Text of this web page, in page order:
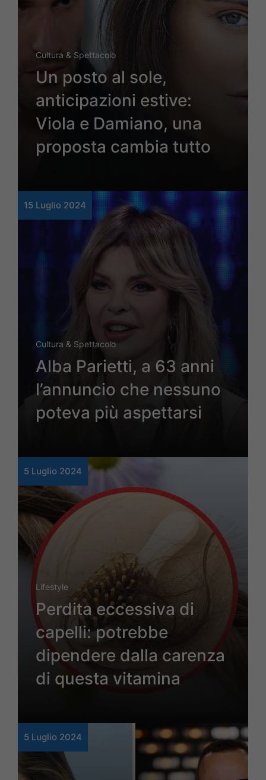
Cultura & Spettacolo
Un posto al sole,
anticipazioni estive:
Viola e Damiano, una
proposta cambia tutto
15 Luglio 2024
Cultura & Spettacolo
Alba Parietti, a 63 anni
l’annuncio che nessuno
poteva più aspettarsi
5 Luglio 2024
Lifestyle
Perdita eccessiva di
capelli: potrebbe
dipendere dalla carenza
di questa vitamina
5 Luglio 2024